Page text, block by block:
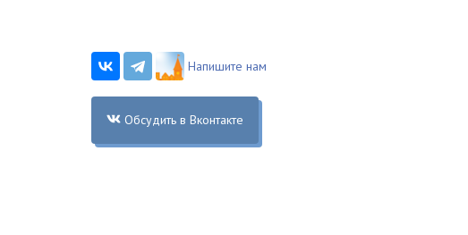
Напишите нам
Обсудить в Вконтакте